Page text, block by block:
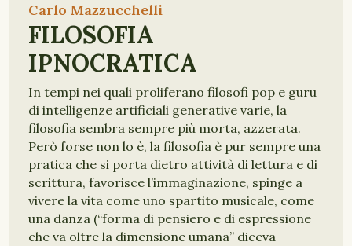
Carlo Mazzucchelli
FILOSOFIA
IPNOCRATICA
In tempi nei quali proliferano filosofi pop e guru
di intelligenze artificiali generative varie, la
filosofia sembra sempre più morta, azzerata.
Però forse non lo è, la filosofia è pur sempre una
pratica che si porta dietro attività di lettura e di
scrittura, favorisce l’immaginazione, spinge a
vivere la vita come uno spartito musicale, come
una danza (“forma di pensiero e di espressione
che va oltre la dimensione umana” diceva